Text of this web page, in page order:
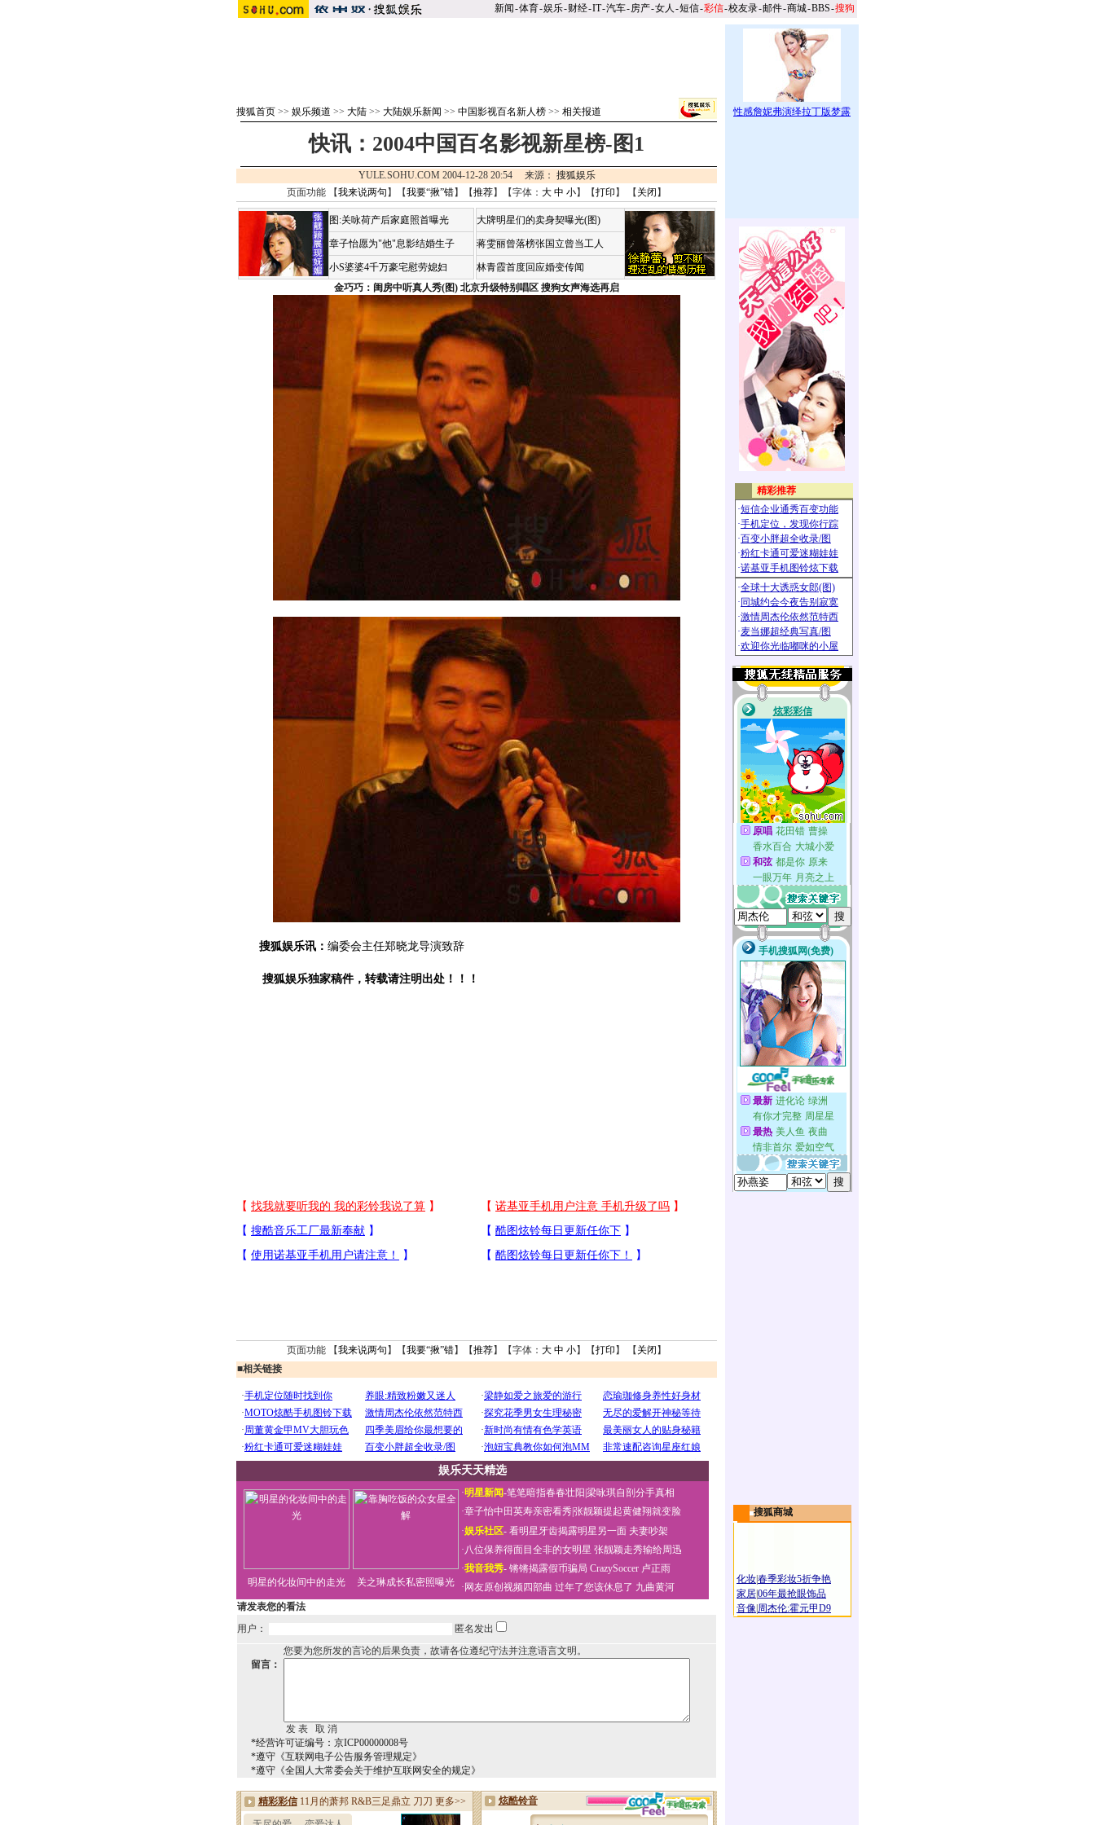
新闻-体育-娱乐-财经-IT-汽车-房产-女人 -短信-彩信-校友录-邮件-商城-BBS-搜狗
搜狐首页 >> 娱乐频道 >> 大陆 >> 大陆娱乐新闻 >> 中国影视百名新人榜 >> 相关报道
快讯：2004中国百名影视新星榜-图1
YULE.SOHU.COM 2004-12-28 20:54 来源： 搜狐娱乐
页面功能 【我来说两句 】【我要“揪”错】【推荐】【字体： 大 中 小】【打印 】 【 关闭 】
图:关咏荷产后家庭照首曝光
章子怡愿为"他"息影结婚生子
小S婆婆4千万豪宅慰劳媳妇
大牌明星们的卖身契曝光(图)
蒋雯丽曾落榜张国立曾当工人
林青霞首度回应婚变传闻
金巧巧：闺房中听真人秀(图) 北京升级特别唱区 搜狗女声海选再启
搜狐娱乐讯： 编委会主任郑晓龙导演致辞
搜狐娱乐独家稿件，转载请注明出处！！！
页面功能 【我来说两句 】【我要“揪”错】【推荐】【字体： 大 中 小】【打印 】 【 关闭 】
■相关链接
娱乐天天精选
明星的化妆间中的走光 关之琳成长私密照曝光
·明星新闻-笔笔暗指春春壮阳 梁咏琪自剖分手真相
·章子怡中田英寿亲密看秀张靓颖提起黄健翔就变脸
·娱乐社区- 看明星牙齿揭露明星另一面 夫妻吵架
·八位保养得面目全非的女明星 张靓颖走秀输给周迅
·我音我秀- 锵锵揭露假币骗局 CrazySoccer 卢正雨
· 网友原创视频四部曲 过年了您该休息了 九曲黄河
请发表您的看法
用户：
匿名发出
您要为您所发的言论的后果负责，故请各位遵纪守法并注意语言文明。
留言：
*经营许可证编号：京ICP00000008号
*遵守《互联网电子公告服务管理规定》
*遵守《全国人大常委会关于维护互联网安全的规定》
搜狐商城
化妆春季彩妆5折争艳
家居06年最抢眼饰品
音像 周杰伦:霍元甲D9